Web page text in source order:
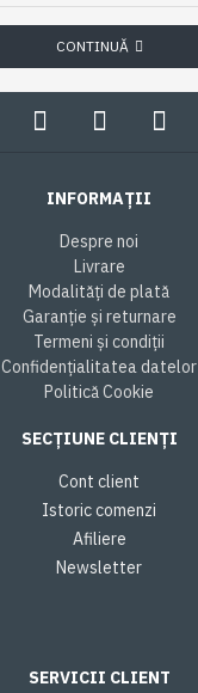
CONTINUĂ
INFORMAȚII
Despre noi
Livrare
Modalități de plată
Garanție și returnare
Termeni și condiții
Confidențialitatea datelor
Politică Cookie
SECȚIUNE CLIENȚI
Cont client
Istoric comenzi
Afiliere
Newsletter
SERVICII CLIENT